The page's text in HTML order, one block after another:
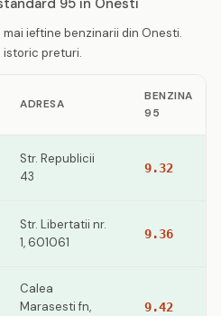
95 in Onesti
ieftine benzinarii din Onesti.
istoric preturi.
ADRESA
BENZINA
95
Str. Republicii
43
9.32
Str. Libertatii nr.
1, 601061
9.36
Calea
Marasesti fn,
9.42